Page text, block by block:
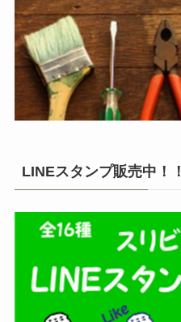
LINEスタンプ販売中！！